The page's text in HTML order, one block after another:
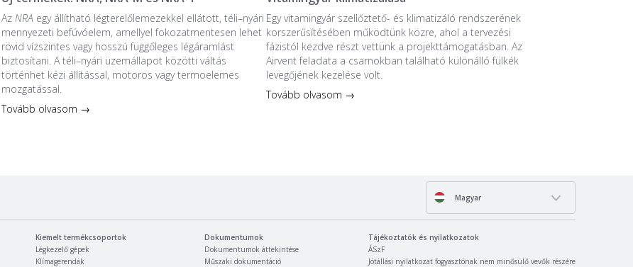
Az NRA egy állítható légterelőlemezekkel ellátott, téli–nyári
mennyezeti befúvóelem, amellyel fokozatmentesen lehet
rövid vízszintes vagy hosszú függőleges légáramlást
biztosítani. A téli–nyári üzemállapot közötti váltás
történhet kézi állítással, motoros vagy termoelemes
mozgatással.
Tovább olvasom →
Egy vitamingyár szellőztető- és klimatizáló rendszerének
korszerűsítésében működtünk közre, ahol a tervezési
fázistól kezdve részt vettünk a projekttámogatásban. Az
Airvent feladata a csarnokban található különálló fülkék
levegőjének kezelése volt.
Tovább olvasom →
Magyar
Kiemelt termékcsoportok
Légkezelő gépek
Klímagerendák
Dokumentumok
Dokumentumok áttekintése
Műszaki dokumentáció
Tájékoztatók és nyilatkozatok
ÁSzF
Jótállási nyilatkozat fogyasztónak nem minősülő vevők részére